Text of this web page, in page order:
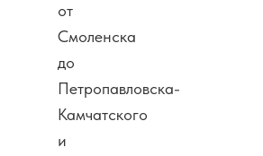
от
Смоленска
до
Петропавловска-
Камчатского
и